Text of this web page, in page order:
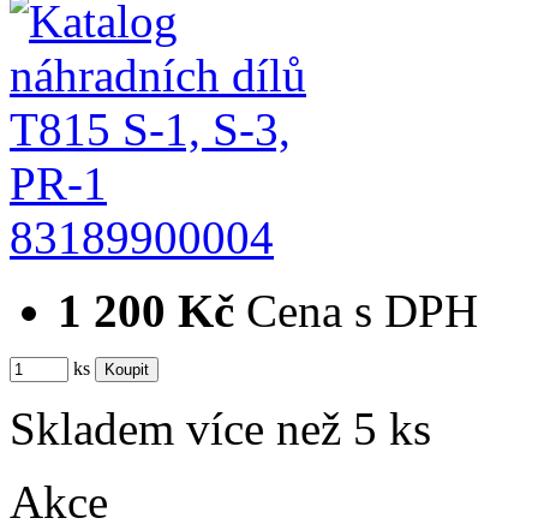
83189900004
1 200 Kč Cena s DPH
ks
Skladem více než 5 ks
Akce